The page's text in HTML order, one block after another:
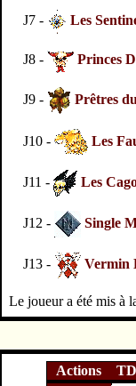
J7 - Les
J8 - Princes
J9 - Prêtres
J10 - Les
J11 - Les
J12 - Single
J13 - Vermin
Le joueur a été mis à
Actions